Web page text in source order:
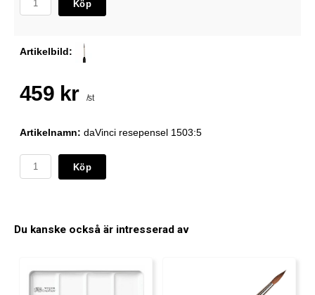
Köp
Artikelbild:
459 kr /st
Artikelnamn: daVinci resepensel 1503:5
Köp
Du kanske också är intresserad av